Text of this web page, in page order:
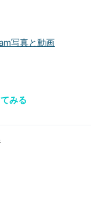
写真と動画
みる